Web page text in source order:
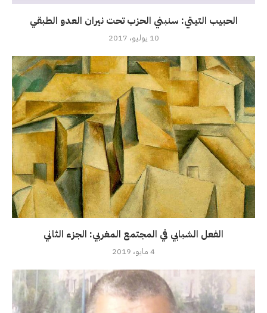
الحبيب التيتي: سنبني الحزب تحت نيران العدو الطبقي
10 يوليو، 2017
الفعل الشبابي في المجتمع المغربي: الجزء الثاني
4 مايو، 2019